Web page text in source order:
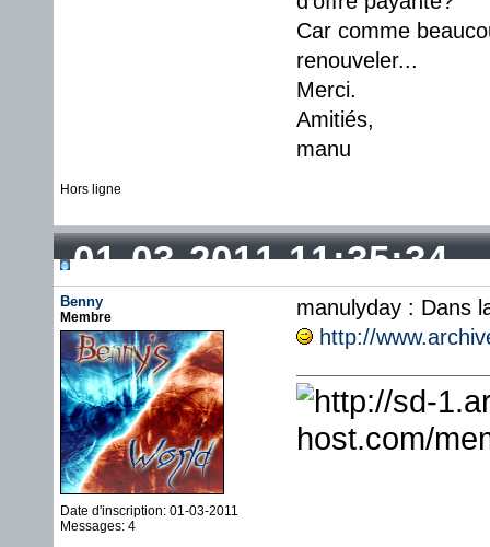
Car comme
renouveler...
Merci.
Amitiés,
manu
Hors ligne
01-03-2011 11:35:34
Benny
Membre
Date d'inscription: 01-03-2011
Messages: 4
manulyday : Dans
http://